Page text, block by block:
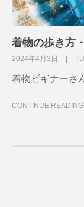
着物の歩き方
2024年4月3日
着物ビギナーさ
CONTINUE READING